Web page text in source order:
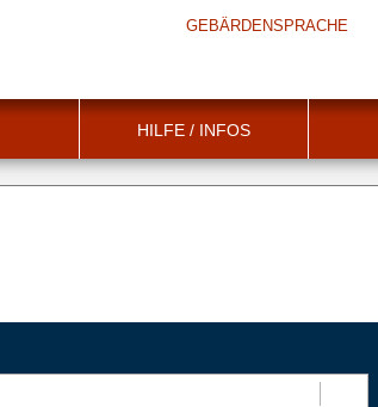
GEBÄRDENSPRACHE
HILFE / INFOS